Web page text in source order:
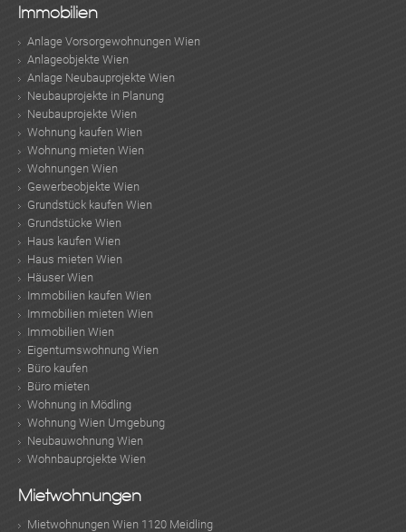
Immobilien
Anlage Vorsorgewohnungen Wien
Anlageobjekte Wien
Anlage Neubauprojekte Wien
Neubauprojekte in Planung
Neubauprojekte Wien
Wohnung kaufen Wien
Wohnung mieten Wien
Wohnungen Wien
Gewerbeobjekte Wien
Grundstück kaufen Wien
Grundstücke Wien
Haus kaufen Wien
Haus mieten Wien
Häuser Wien
Immobilien kaufen Wien
Immobilien mieten Wien
Immobilien Wien
Eigentumswohnung Wien
Büro kaufen
Büro mieten
Wohnung in Mödling
Wohnung Wien Umgebung
Neubauwohnung Wien
Wohnbauprojekte Wien
Mietwohnungen
Mietwohnungen Wien 1120 Meidling